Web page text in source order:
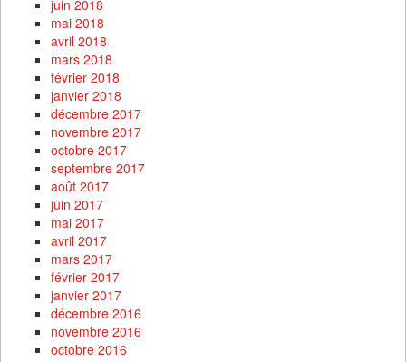
juin 2018
mai 2018
avril 2018
mars 2018
février 2018
janvier 2018
décembre 2017
novembre 2017
octobre 2017
septembre 2017
août 2017
juin 2017
mai 2017
avril 2017
mars 2017
février 2017
janvier 2017
décembre 2016
novembre 2016
octobre 2016